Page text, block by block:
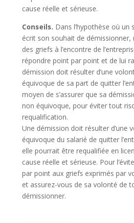
cause réelle et sérieuse.
Conseils. Dans l’hypothèse où un
écrit son souhait de
des griefs à l’encontre de
répondre point par point et de lui
démission doit résulter d’une
équivoque de sa part de quitter
moyen de s’assurer que sa
non équivoque, pour éviter tout
requalification.
Une démission doit résulter d’une
équivoque du salarié de quitter
elle pourrait être requalifiée en
cause réelle et sérieuse. Pour
par point aux griefs exprimés par
et assurez-vous de sa volonté de
démissionner.